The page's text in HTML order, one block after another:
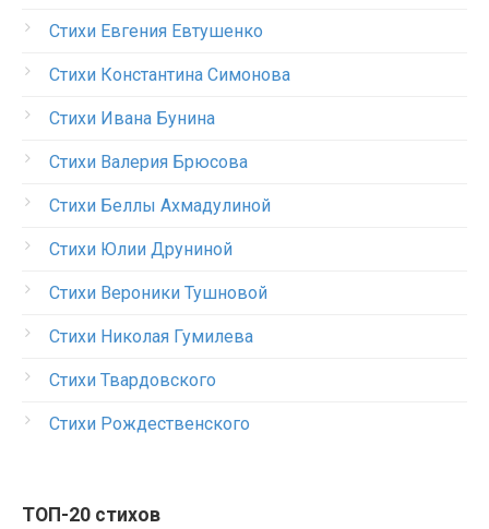
Стихи Евгения Евтушенко
Стихи Константина Симонова
Стихи Ивана Бунина
Стихи Валерия Брюсова
Стихи Беллы Ахмадулиной
Стихи Юлии Друниной
Стихи Вероники Тушновой
Стихи Николая Гумилева
Стихи Твардовского
Стихи Рождественского
ТОП-20 стихов